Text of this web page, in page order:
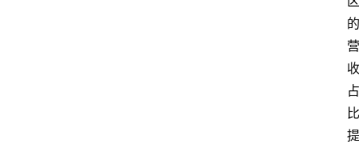
的
营
收
占
比
提